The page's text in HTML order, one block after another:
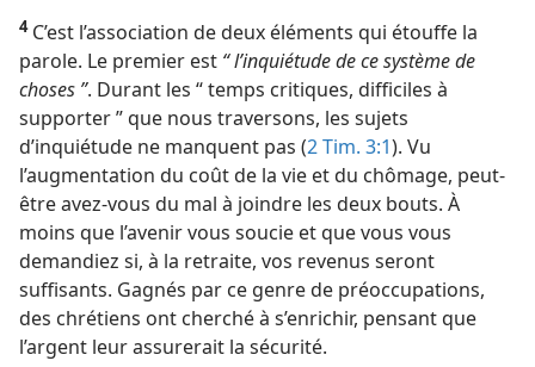
4C’est l’association de deux éléments qui étouffe la
parole. Le premier est “ l’inquiétude de ce système de
choses ”. Durant les “ temps critiques, difficiles à
supporter ” que nous traversons, les sujets
d’inquiétude ne manquent pas (2 Tim. 3:1). Vu
l’augmentation du coût de la vie et du chômage, peut-
être avez-​vous du mal à joindre les deux bouts. À
moins que l’avenir vous soucie et que vous vous
demandiez si, à la retraite, vos revenus seront
suffisants. Gagnés par ce genre de préoccupations,
des chrétiens ont cherché à s’enrichir, pensant que
l’argent leur assurerait la sécurité.